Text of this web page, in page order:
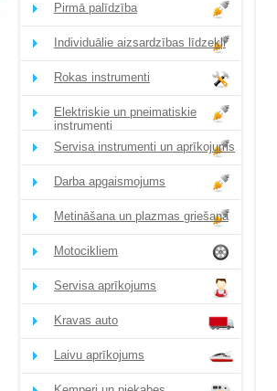
Pirmā palīdzība
Individuālie aizsardzības līdzekļi
Rokas instrumenti
Elektriskie un pneimatiskie
instrumenti
Servisa instrumenti un aprīkojums
Darba apgaismojums
Metināšana un plazmas griešana
Motocikliem
Servisa aprīkojums
Kravas auto
Laivu aprīkojums